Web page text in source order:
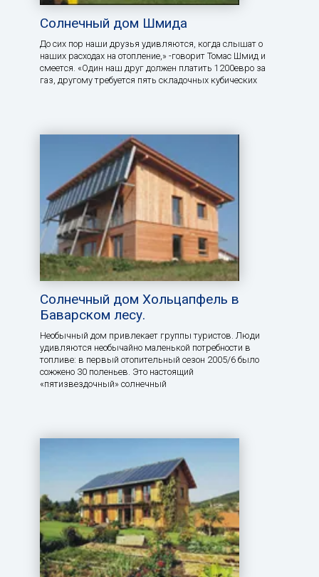
Солнечный дом Шмида
До сих пор наши друзья удивляются, когда слышат о
наших расходах на отопление,» -говорит Томас Шмид и
смеется. «Один наш друг должен платить 1200евро за
газ, другому требуется пять складочных кубических
Солнечный дом Хольцапфель в
Баварском лесу.
Необычный дом привлекает группы туристов. Люди
удивляются необычайно маленькой потребности в
топливе: в первый отопительный сезон 2005/6 было
сожжено 30 поленьев. Это настоящий
«пятизвездочный» солнечный